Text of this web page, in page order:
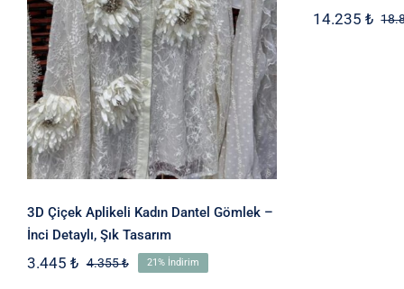
3D Çiçek Aplikeli Kadın Dantel Gömlek –
İnci Detaylı, Şık Tasarım
4.355₺Orijinal
3.445 ₺
Şu 21% İndirim
14.235 ₺